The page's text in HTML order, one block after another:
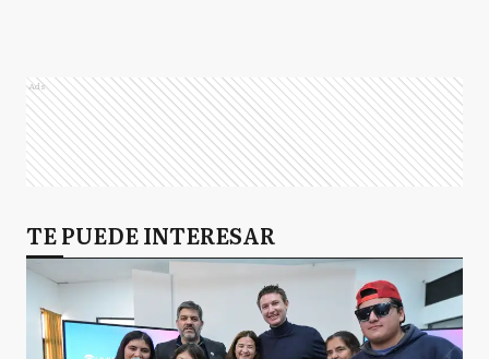
Ads
TE PUEDE INTERESAR